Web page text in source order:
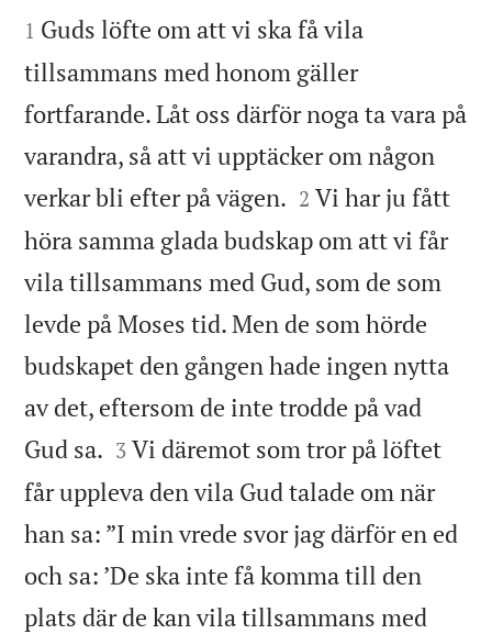


1 Guds löfte om att vi ska få vila
tillsammans med honom gäller
fortfarande. Låt oss därför noga ta vara på
varandra, så att vi upptäcker om någon
verkar bli efter på vägen. 

2 Vi har ju fått
höra samma glada budskap om att vi får
vila tillsammans med Gud, som de som
levde på Moses tid. Men de som hörde
budskapet den gången hade ingen nytta
av det, eftersom de inte trodde på vad
Gud sa. 

3 Vi däremot som tror på löftet
får uppleva den vila Gud talade om när
han sa: ”I min vrede svor jag därför en ed
och sa: ’De ska inte få komma till den
plats där de kan vila tillsammans med